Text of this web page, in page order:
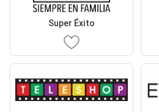
Super Éxito